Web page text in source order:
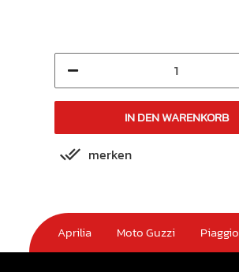
IN DEN WARENKORB
merken
Aprilia Moto Guzzi Piaggio